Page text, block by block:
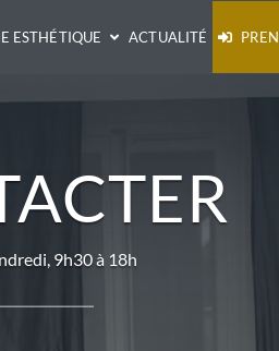
ESTHÉTIQUE ACTUALITÉ
9h30 à 18h